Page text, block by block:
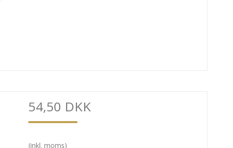
54,50 DKK
(inkl. moms)